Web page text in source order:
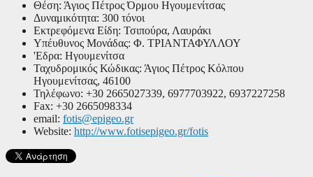
Θέση: Άγιος Πέτρος Όρμου Ηγουμενίτσας
Δυναμικότητα: 300 τόνοι
Εκτρεφόμενα Είδη: Τσιπούρα, Λαυράκι
Υπέυθυνος Μονάδας: Φ. ΤΡΙΑΝΤΑΦΥΛΛΟΥ
'Εδρα: Ηγουμενίτσα
Ταχυδρομικός Κώδικας: Άγιος Πέτρος Κόλπου
Ηγουμενίτσας, 46100
Τηλέφωνο: +30 2665027339, 6977703922, 6937227258
Fax: +30 2665098334
email: fotis@epigeo.gr
Website: http://www.fotisepigeo.gr/fotis